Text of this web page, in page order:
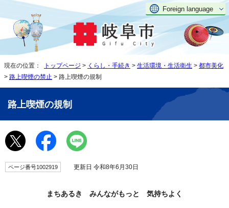
Foreign language
現在の位置： トップページ > くらし・手続き > 生活環境・生活衛生 > 都市美化
> 路上喫煙の禁止 > 路上喫煙の規制
路上喫煙の規制
ページ番号1002919 更新日 令和8年6月30日
まちあるき みんながもっと 気持ちよく